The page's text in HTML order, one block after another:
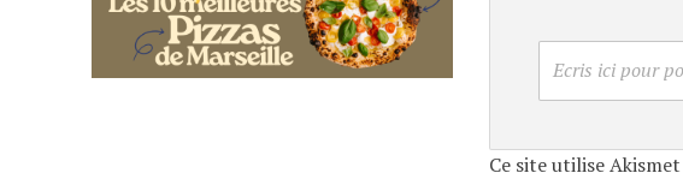
Ecris ici pour
Ce site utilise